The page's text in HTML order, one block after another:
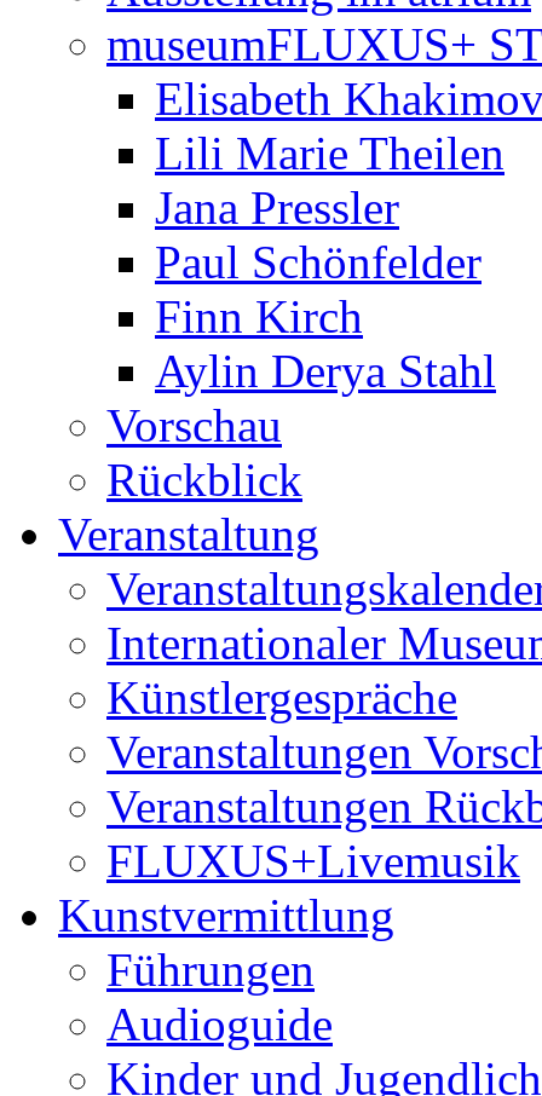
museumFLUXUS+
Elisabeth
Lili Marie Theilen
Jana Pressler
Paul Schönfelder
Finn Kirch
Aylin Derya Stahl
Vorschau
Rückblick
Veranstaltung
Internationaler
Künstlergespräche
Veranstaltungen
Veranstaltungen
FLUXUS+Livemusik
Kunstvermittlung
Führungen
Audioguide
Kinder und